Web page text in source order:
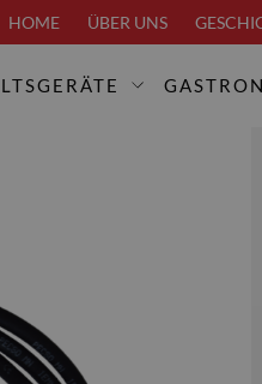
HOME ÜBER UNS